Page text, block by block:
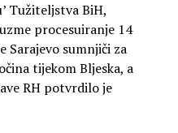
Tužiteljstva BiH,
procesuiranje 14
Sarajevo sumnjiči za
tijekom Bljeska, a
RH potvrdilo je